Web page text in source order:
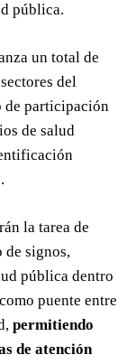
pública.
un total de
del
de participación
de salud
la tarea de
de signos,
pública dentro
puente entre
permitiendo
de atención